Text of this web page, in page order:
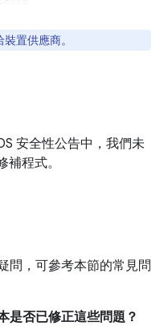
置供應商。
安全性公告中，我們未
程式。
問，可參考本節的常見問
是否已修正這些問題？